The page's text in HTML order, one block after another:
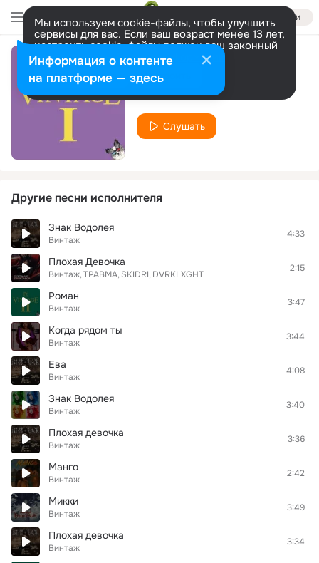
Войти
Мы используем cookie-файлы, чтобы улучшить
сервисы для вас. Если ваш возраст менее 13 лет,
настроить cookie-файлы должен ваш законный
представитель. Больше информации
Разрешить все Настроить
Victoria
Винтаж
Слушать
Другие песни исполнителя
Знак Водолея
Винтаж
4:33
Плохая Девочка
Винтаж ТРАВМА SKIDRI DVRKLXGHT
2:15
Роман
Винтаж
3:47
Когда рядом ты
Винтаж
3:44
Ева
Винтаж
4:08
Знак Водолея
Винтаж
3:40
Плохая девочка
Винтаж
3:36
Манго
Винтаж
2:42
Микки
Винтаж
3:49
Плохая девочка
Винтаж
3:34
Информация о контенте
на платформе — здесь